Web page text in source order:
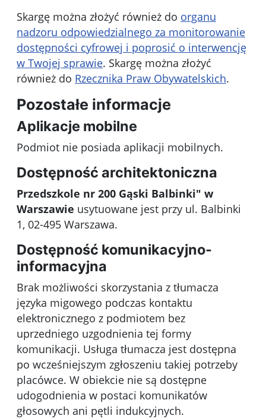
Skargę można złożyć również do organu
nadzoru odpowiedzialnego za monitorowanie
dostępności cyfrowej i poprosić o interwencję
w Twojej sprawie. Skargę można złożyć
również do Rzecznika Praw Obywatelskich.
Pozostałe informacje
Aplikacje mobilne
Podmiot nie posiada aplikacji mobilnych.
Dostępność architektoniczna
Przedszkole nr 200 Gąski Balbinki" w
Warszawie usytuowane jest przy ul. Balbinki
1, 02-495 Warszawa.
Dostępność komunikacyjno-
informacyjna
Brak możliwości skorzystania z tłumacza
języka migowego podczas kontaktu
elektronicznego z podmiotem bez
uprzedniego uzgodnienia tej formy
komunikacji. Usługa tłumacza jest dostępna
po wcześniejszym zgłoszeniu takiej potrzeby
placówce. W obiekcie nie są dostępne
udogodnienia w postaci komunikatów
głosowych ani pętli indukcyjnych.